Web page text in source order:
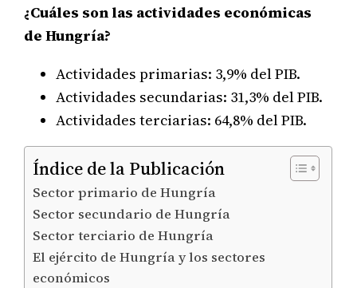
¿Cuáles son las actividades económicas
de Hungría?
Actividades primarias: 3,9% del PIB.
Actividades secundarias: 31,3% del PIB.
Actividades terciarias: 64,8% del PIB.
Índice de la Publicación
Sector primario de Hungría
Sector secundario de Hungría
Sector terciario de Hungría
El ejército de Hungría y los sectores
económicos